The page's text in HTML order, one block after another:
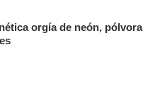
orgía de neón, pólvora